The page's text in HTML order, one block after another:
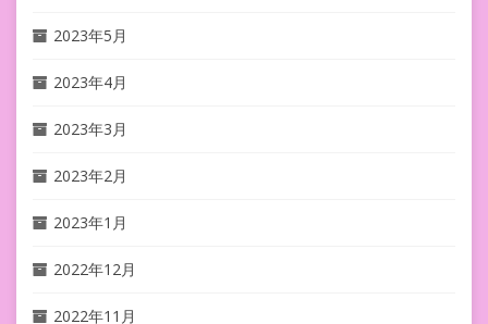
2023年5月
2023年4月
2023年3月
2023年2月
2023年1月
2022年12月
2022年11月